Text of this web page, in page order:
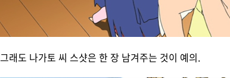
그래도 나가토 씨 스샷은 한 장 남겨주는 것이 예의.